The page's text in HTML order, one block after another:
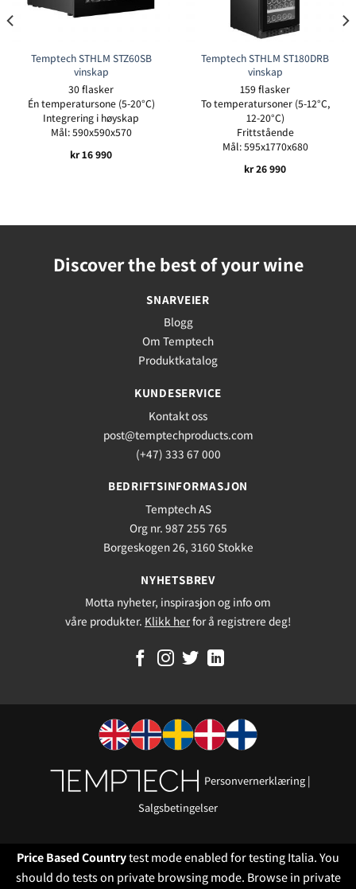
Temptech STHLM STZ60SB
vinskap
30 flasker
Én temperatursone (5-20°C)
Integrering i høyskap
Mål: 590x590x570
kr16 990
Temptech STHLM ST180DRB
vinskap
159 flasker
To temperatursoner (5-12°C,
12-20°C)
Frittstående
Mål: 595x1770x680
kr26 990
Discover the best of your wine
SNARVEIER
Blogg
Om Temptech
Produktkatalog
KUNDESERVICE
Kontakt oss
post@temptechproducts.com
(+47) 333 67 000
BEDRIFTSINFORMASJON
Temptech AS
Org nr. 987 255 765
Borgeskogen 26, 3160 Stokke
NYHETSBREV
Motta nyheter, inspirasjon og info om
våre produkter. Klikk herfor å registrere deg!
Personvernerklæring |
Salgsbetingelser
Price Based Countrytest mode enabled for testing Italia. You
should do tests on private browsing mode. Browse in private